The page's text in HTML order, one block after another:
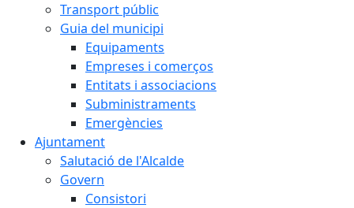
Transport públic
Guia del municipi
Equipaments
Empreses i comerços
Entitats i associacions
Subministraments
Emergències
Ajuntament
Salutació de l'Alcalde
Govern
Consistori